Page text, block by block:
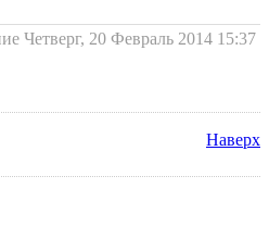
Четверг, 20 Февраль 2014 15:37
Наверх